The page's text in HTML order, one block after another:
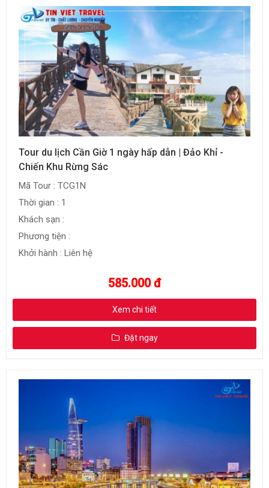
Tour du lịch Cần Giờ 1 ngày hấp dẫn | Đảo Khỉ -
Chiến Khu Rừng Sác
Mã Tour : TCG1N
Thời gian : 1
Khách sạn :
Phương tiện :
Khởi hành : Liên hệ
585.000 đ
Xem chi tiết
Đặt ngay